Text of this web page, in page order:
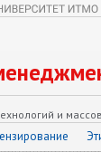
и